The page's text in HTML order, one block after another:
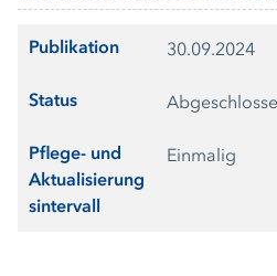
und die maximale
Starkregengefahren finden Sie
tein.de/starkregenhinweiskarten
Publikation 30.09.2024
Status
Pflege- und
Aktualisierung
sintervall
Einmalig